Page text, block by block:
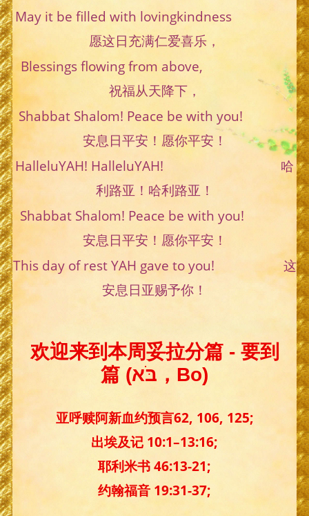
May it be filled with lovingkindness
愿这日充满仁爱喜乐，
Blessings flowing from above,
祝福从天降下，
Shabbat Shalom! Peace be with you!
安息日平安！愿你平安！
HalleluYAH! HalleluYAH! 哈
利路亚！哈利路亚！
Shabbat Shalom! Peace be with you!
安息日平安！愿你平安！
This day of rest YAH gave to you! 这
安息日亚赐予你！
欢迎来到本周妥拉分篇 - 要到
篇 (בֹּא，Bo)
亚呼赎阿新血约预言62, 106, 125;
出埃及记 10:1–13:16;
耶利米书 46:13-21;
约翰福音 19:31-37;